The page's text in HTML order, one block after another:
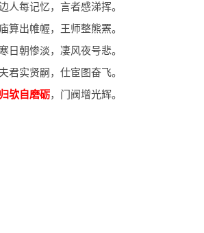
人每记忆，言者感涕挥。
算出帷幄，王师整熊罴。
日朝惨淡，凄风夜号悲。
君实贤嗣，仕宦图奋飞。
归欤自磨砺，门阀增光辉。